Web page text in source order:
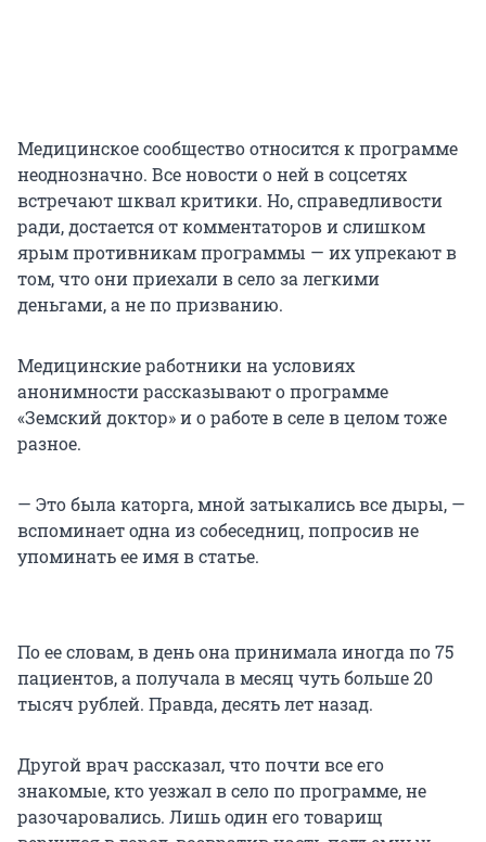
Медицинское сообщество относится к программе
неоднозначно. Все новости о ней в соцсетях
встречают шквал критики. Но, справедливости
ради, достается от комментаторов и слишком
ярым противникам программы — их упрекают в
том, что они приехали в село за легкими
деньгами, а не по призванию.
Медицинские работники на условиях
анонимности рассказывают о программе
«Земский доктор» и о работе в селе в целом тоже
разное.
— Это была каторга, мной затыкались все дыры, —
вспоминает одна из собеседниц, попросив не
упоминать ее имя в статье.
По ее словам, в день она принимала иногда по 75
пациентов, а получала в месяц чуть больше 20
тысяч рублей. Правда, десять лет назад.
Другой врач рассказал, что почти все его
знакомые, кто уезжал в село по программе, не
разочаровались. Лишь один его товарищ